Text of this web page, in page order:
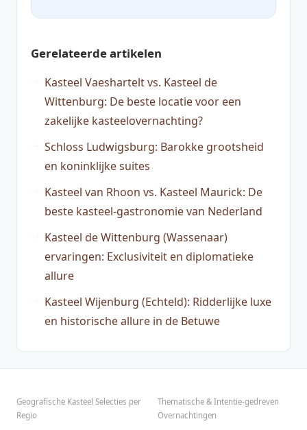
Gerelateerde artikelen
Kasteel Vaeshartelt vs. Kasteel de
Wittenburg: De beste locatie voor een
zakelijke kasteelovernachting?
Schloss Ludwigsburg: Barokke grootsheid
en koninklijke suites
Kasteel van Rhoon vs. Kasteel Maurick: De
beste kasteel-gastronomie van Nederland
Kasteel de Wittenburg (Wassenaar)
ervaringen: Exclusiviteit en diplomatieke
allure
Kasteel Wijenburg (Echteld): Ridderlijke luxe
en historische allure in de Betuwe
Geografische Kasteel Selecties per
Regio
Thematische & Intentie-gedreven
Overnachtingen